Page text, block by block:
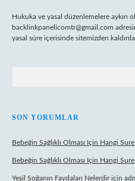
Hukuka ve yasal düzenlemelere aykırı
backlinkpanelicomtr@gmail.com
yasal süre içerisinde sitemizden
SON YORUMLAR
Bebeğin Sağlıklı Olması Için Hangi
Bebeğin Sağlıklı Olması Için Hangi
Yeşil Soğanın Faydaları Nelerdiriçin